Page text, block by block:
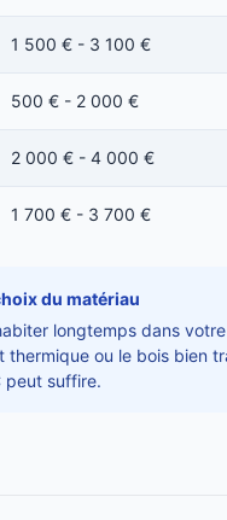
1 500 € - 3 100 €
500 € - 2 000 €
2 000 € - 4 000 €
1 700 € - 3 700 €
du matériau
longtemps dans
ou le bois bien
peut suffire.